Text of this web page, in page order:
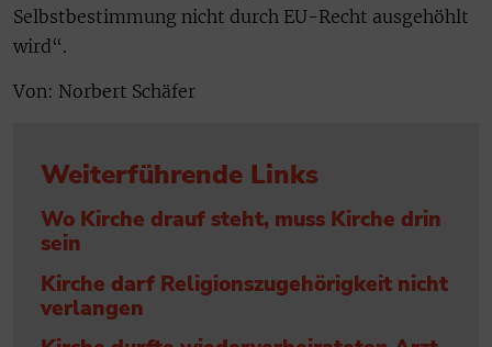
Selbstbestimmung nicht durch EU-Recht ausgehöhlt
wird“.
Von: Norbert Schäfer
Weiterführende Links
Wo Kirche drauf steht, muss Kirche drin
sein
Kirche darf Religionszugehörigkeit nicht
verlangen